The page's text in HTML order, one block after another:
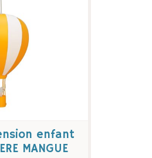
enfant
MANGUE